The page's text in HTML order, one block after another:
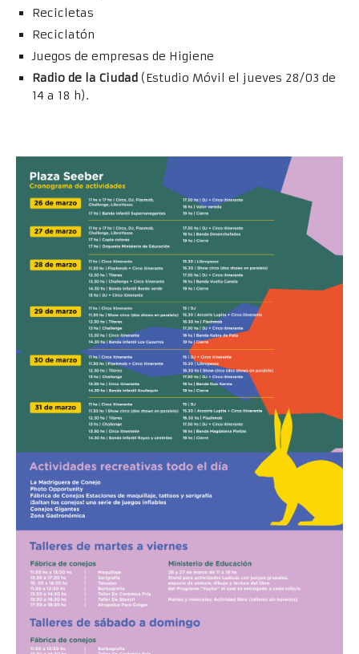
Recicletas
Reciclatón
Juegos de empresas de Higiene
Radio de la Ciudad (Estudio Móvil el jueves 28/03 de
14 a 18 h).